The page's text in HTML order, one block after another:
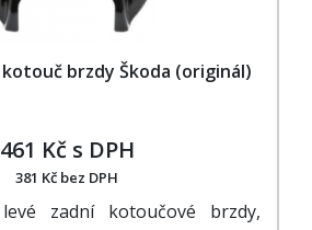
brzdy Škoda (originál)
461 Kč s DPH
381 Kč bez DPH
zadní kotoučové brzdy,